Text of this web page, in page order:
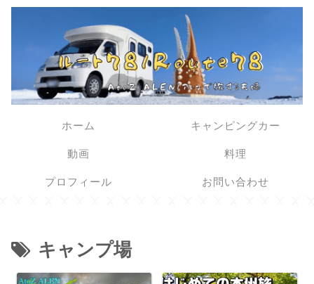
ホーム キャンピングカー
動画 料理
プロフィール お問い合わせ
キャンプ場